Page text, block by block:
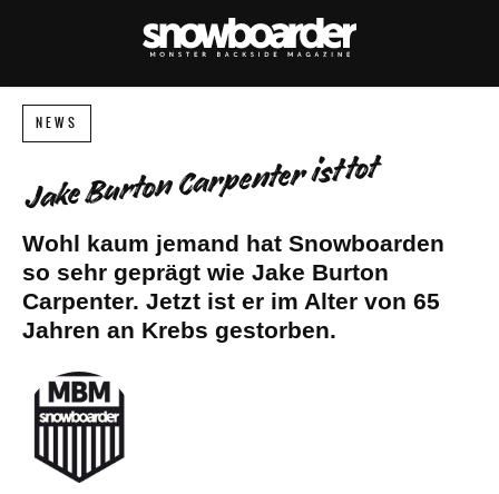
NEWS
Jake Burton Carpenter ist tot
Wohl kaum jemand hat Snowboarden
so sehr geprägt wie Jake Burton
Carpenter. Jetzt ist er im Alter von 65
Jahren an Krebs gestorben.